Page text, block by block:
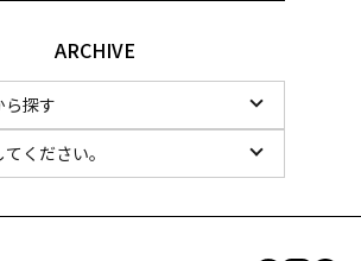
ARCHIVE